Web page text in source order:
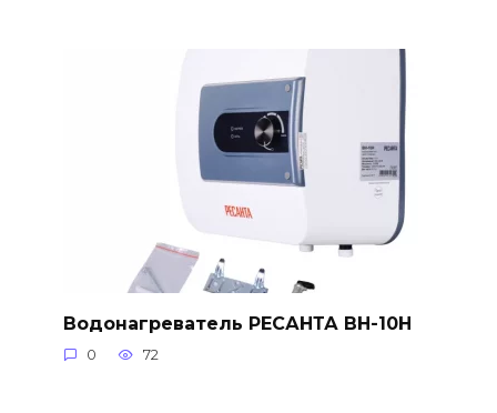
Водонагреватель РЕСАНТА ВН-10Н
0 72